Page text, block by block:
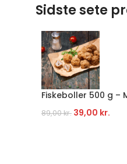
Sidste sete
Fiskeboller 500 g –
89,00kr. 39,00 kr.